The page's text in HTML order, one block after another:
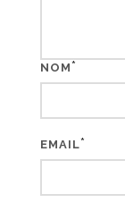
NOM*
EMAIL*